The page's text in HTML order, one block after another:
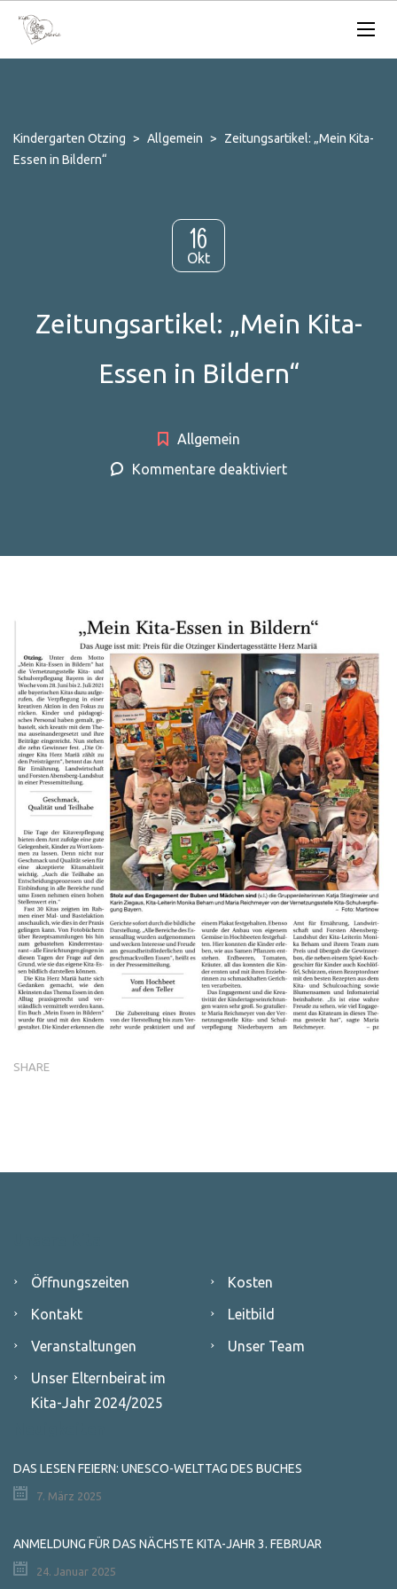
Kindergarten Otzing > Allgemein >
Zeitungsartikel: „Mein Kita-
Essen in Bildern“
16
Okt
Zeitungsartikel: „Mein Kita-
Essen in Bildern“
Allgemein
Kommentare deaktiviertfür
Bildern“
SHARE
Öffnungszeiten
Kosten
Kontakt
Leitbild
Veranstaltungen
Unser Team
Unser Elternbeirat im
Kita-Jahr 2024/2025
DAS LESEN FEIERN: UNESCO-WELTTAG DES BUCHES
7. März 2025
ANMELDUNG FÜR DAS NÄCHSTE KITA-JAHR 3. FEBRUAR
24. Januar 2025